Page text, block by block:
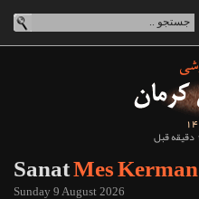
SanatMes Kerman
Sunday 9 August 2026